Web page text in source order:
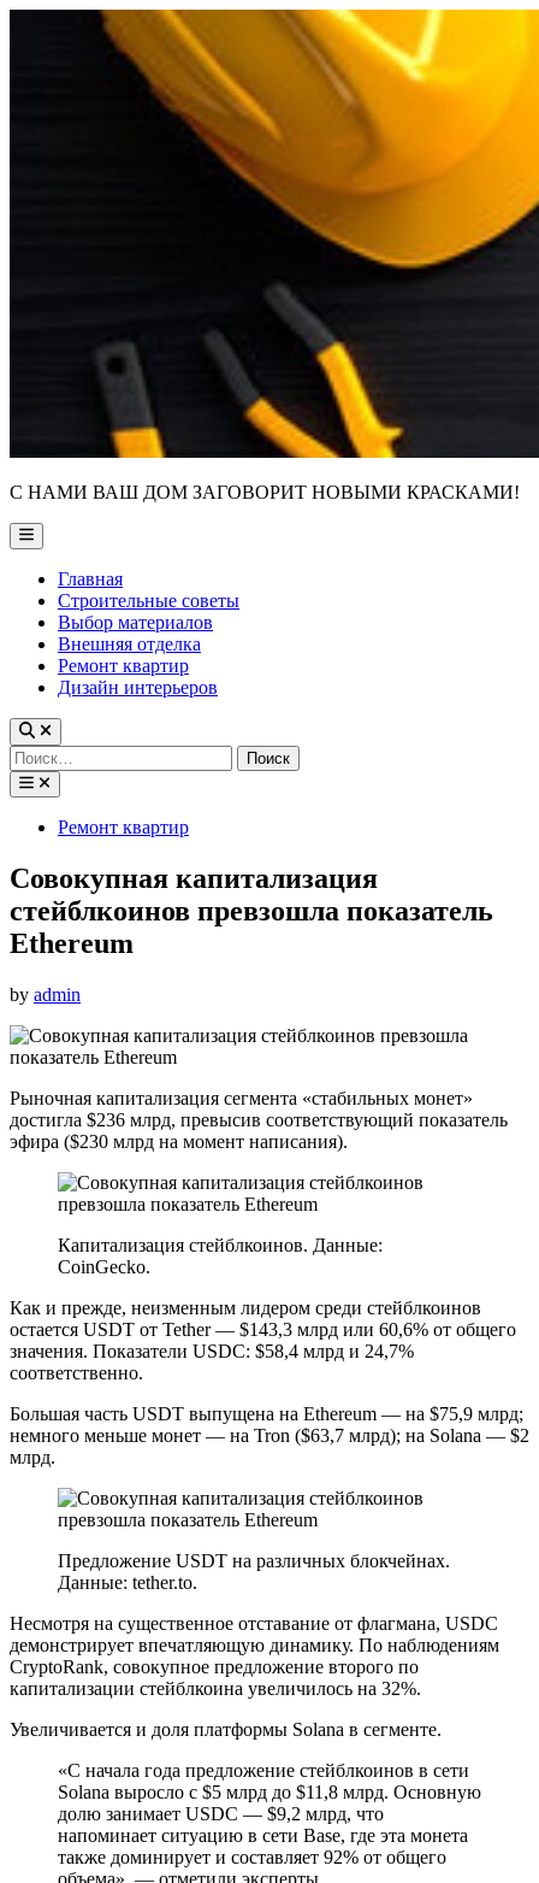
С НАМИ ВАШ ДОМ ЗАГОВОРИТ НОВЫМИ КРАСКАМИ!
Main
Menu
Главная
Строительные советы
Выбор материалов
Внешняя отделка
Ремонт квартир
Дизайн интерьеров
Найти:
PostedРемонт квартир
Совокупная капитализация
стейблкоинов превзошла показатель
Ethereum
by admin
Рыночная капитализация сегмента «стабильных монет»
достигла $236 млрд, превысив соответствующий показатель
эфира ($230 млрд на момент написания).
Капитализация стейблкоинов. Данные:
CoinGecko.
Как и прежде, неизменным лидером среди стейблкоинов
остается USDT от Tether — $143,3 млрд или 60,6% от общего
значения. Показатели USDC: $58,4 млрд и 24,7%
соответственно.
Большая часть USDT выпущена на Ethereum — на $75,9 млрд;
немного меньше монет — на Tron ($63,7 млрд); на Solana — $2
млрд.
Предложение USDT на различных блокчейнах.
Данные: tether.to.
Несмотря на существенное отставание от флагмана, USDC
демонстрирует впечатляющую динамику. По наблюдениям
CryptoRank, совокупное предложение второго по
капитализации стейблкоина увеличилось на 32%.
Увеличивается и доля платформы Solana в сегменте.
«С начала года предложение стейблкоинов в сети
Solana выросло с $5 млрд до $11,8 млрд. Основную
долю занимает USDC — $9,2 млрд, что
напоминает ситуацию в сети Base, где эта монета
также доминирует и составляет 92% от общего
объема», — отметили эксперты.